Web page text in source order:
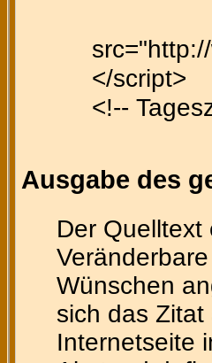
</script>
<!--
Ausgabe des
Der
Wünschen
sich das
Internetseite